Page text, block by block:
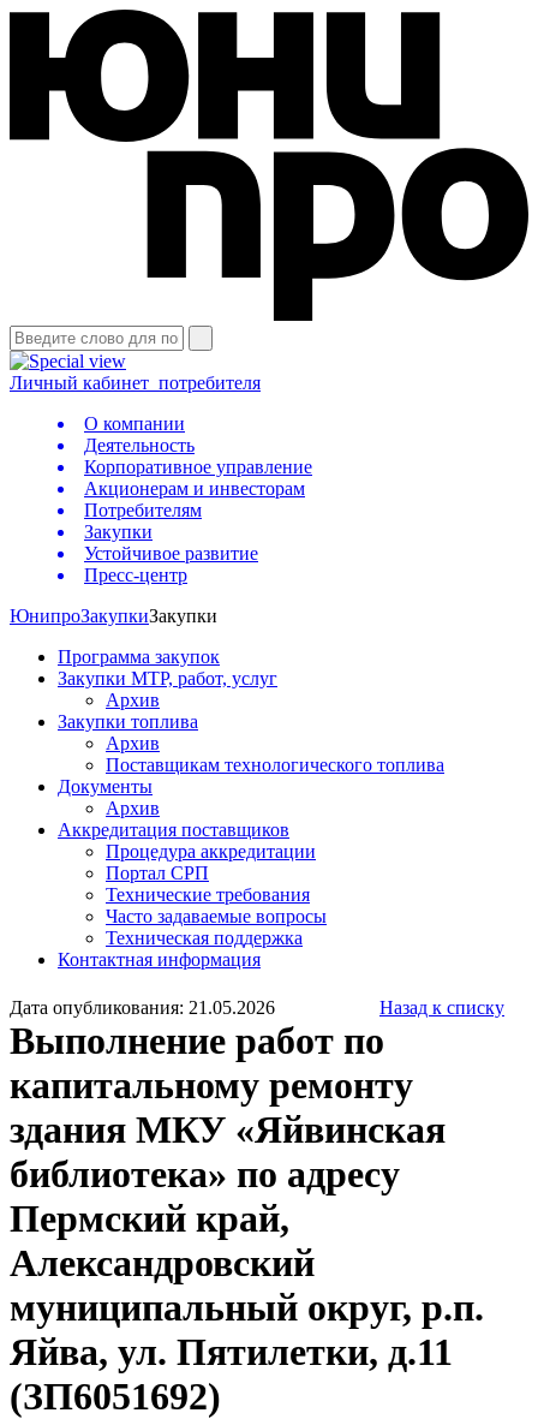
Личный кабинет потребителя
О компании
Деятельность
Корпоративное управление
Акционерам и инвесторам
Потребителям
Закупки
Устойчивое развитие
Пресс-центр
ЮнипроЗакупкиЗакупки
Программа закупок
Закупки МТР, работ, услуг
Архив
Закупки топлива
Архив
Поставщикам технологического топлива
Документы
Архив
Аккредитация поставщиков
Процедура аккредитации
Портал СРП
Технические требования
Часто задаваемые вопросы
Техническая поддержка
Контактная информация
Дата опубликования: 21.05.2026 Назад к списку
Выполнение работ по
капитальному ремонту
здания МКУ «Яйвинская
библиотека» по адресу
Пермский край,
Александровский
муниципальный округ, р.п.
Яйва, ул. Пятилетки, д.11
(ЗП6051692)